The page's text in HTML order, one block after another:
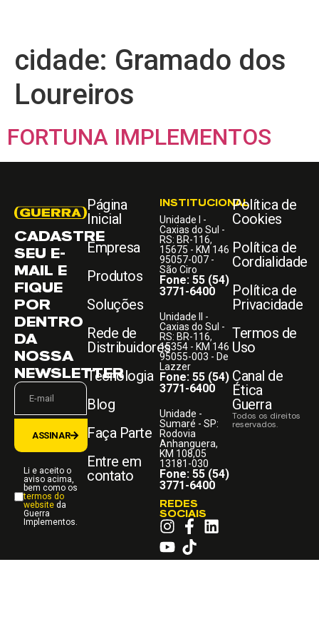
cidade: Gramado dos
Loureiros
FORTUNA IMPLEMENTOS
CADASTRE
SEU E-
MAIL E
FIQUE
POR
DENTRO
DA
NOSSA
NEWSLETTER
Li e aceito o
aviso acima,
bem como os
termos do
website da
Guerra
Implementos.
ASSINAR
Página
Inicial
Empresa
Produtos
Soluções
Rede de
Distribuidores
Tecnologia
Blog
Faça Parte
Entre em
contato
INSTITUCIONAL
Unidade I -
Caxias do Sul -
RS: BR-116,
15675 - KM 146
95057-007 -
São Ciro
Fone: 55 (54)
3771-6400
Unidade II -
Caxias do Sul -
RS: BR-116,
15354 - KM 146
95055-003 - De
Lazzer
Fone: 55 (54)
3771-6400
Unidade -
Sumaré - SP:
Rodovia
Anhanguera,
KM 108,05
13181-030
Fone: 55 (54)
3771-6400
REDES
SOCIAIS
Política de
Cookies
Política de
Cordialidade
Política de
Privacidade
Termos de
Uso
Canal de
Ética
Guerra
Todos os direitos
reservados.